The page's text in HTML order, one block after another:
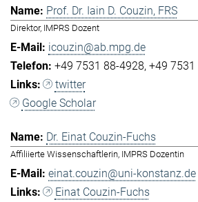
Prof. Dr. Iain D. Couzin, FRS
Direktor, IMPRS Dozent
icouzin@ab.mpg.de
+49 7531 88-4928 +49 7531
twitter
Google Scholar
Dr. Einat Couzin-Fuchs
Affiliierte Wissenschaftlerin, IMPRS Dozentin
einat.couzin@uni-konstanz.de
Einat Couzin-Fuchs